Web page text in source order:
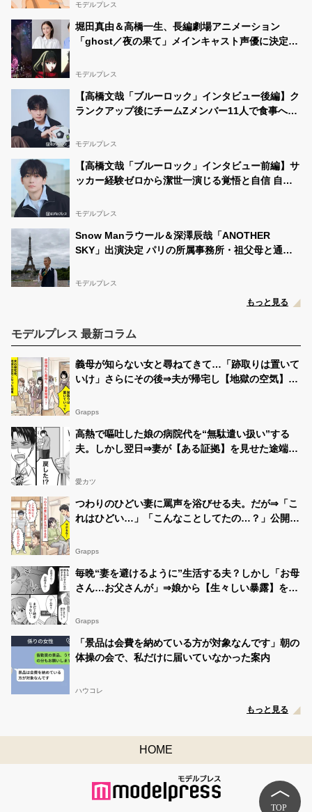
モデルプレス
堀田真由＆高橋一生、長編劇場アニメーション
「ghost／夜の果て」メインキャスト声優に決定
感情を思い出しました」
モデルプレス
【高橋文哉「ブルーロック」インタビュー後編】ク
ランクアップ後にチームZメンバー11人で食事へ
カー明かす
モデルプレス
【高橋文哉「ブルーロック」インタビュー前編】サ
ッカー経験ゼロから潔世一演じる覚悟と自信 自分
トでしたが」
モデルプレス
Snow Manラウール＆深澤辰哉「ANOTHER
SKY」出演決定 パリの所属事務所・祖父母と通っ
モデルプレス
もっと見る
モデルプレス 最新コラム
義母が知らない女と尋ねてきて…「跡取りは置いて
いけ」さらにその後⇒夫が帰宅し【地獄の空気】に
Grapps
高熱で嘔吐した娘の病院代を“無駄遣い扱い”する
夫。しかし翌日⇒妻が【ある証拠】を見せた途端、
愛カツ
つわりのひどい妻に罵声を浴びせる夫。だが⇒「こ
れはひどい…」「こんなことしてたの…？」公開処
Grapps
毎晩“妻を避けるように”生活する夫？しかし「お母
さん…お父さんが」⇒娘から【生々しい暴露】をさ
Grapps
「景品は会費を納めている方が対象なんです」朝の
体操の会で、私だけに届いていなかった案内
ハウコレ
もっと見る
HOME